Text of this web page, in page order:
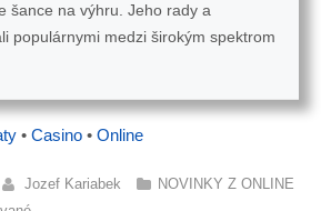
šance na výhru. Jeho rady a
populárnymi medzi širokým spektrom
• Casino • Online
Jozef Kariabek
NOVINKY Z ONLINE